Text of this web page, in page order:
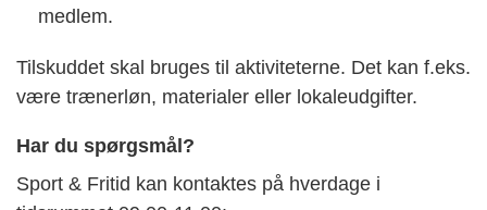
medlem.
Tilskuddet skal bruges til aktiviteterne. Det kan f.eks.
være trænerløn, materialer eller lokaleudgifter.
Har du spørgsmål?
Sport & Fritid kan kontaktes på hverdage i